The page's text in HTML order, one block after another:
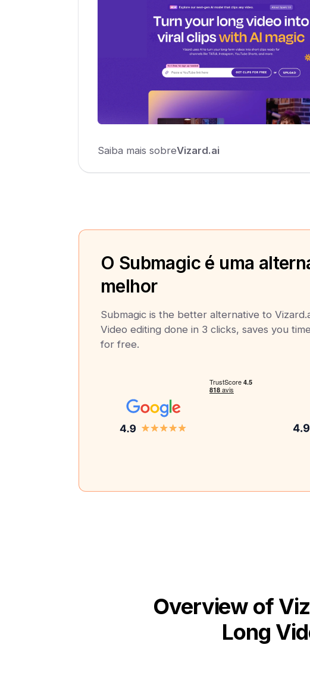
Saiba mais sobreVizard.ai
O Submagic é uma
melhor
Submagic is the better alternative to
Video editing done in 3 clicks, saves you
for free.
Overview of
Long